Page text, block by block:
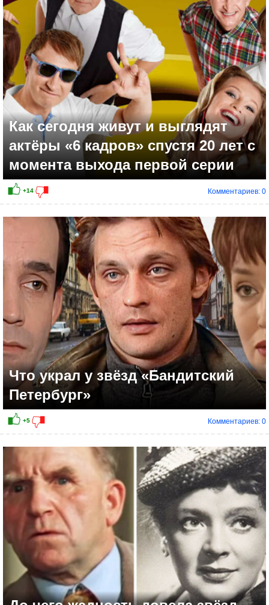
+10
+12
Как сегодня живут и выглядят
актёры «6 кадров» спустя 20 лет с
момента выхода первой серии
Комментариев: 0
Что украл у звёзд «Бандитский
Петербург»
Комментариев: 0